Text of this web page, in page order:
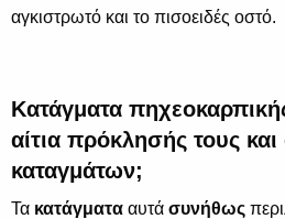
αγκιστρωτό και το πισοειδές οστό.
Κατάγματα
αίτια πρόκλησής τους και
καταγμάτων;
Τα κατάγματα αυτά συνήθως